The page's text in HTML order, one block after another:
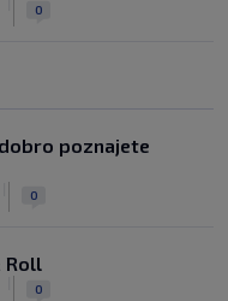
0
poznajete
0
Roll
0